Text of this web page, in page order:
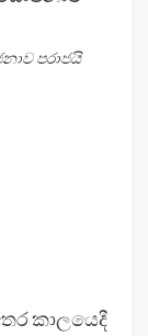
පරාජයි
කාලයෙදී